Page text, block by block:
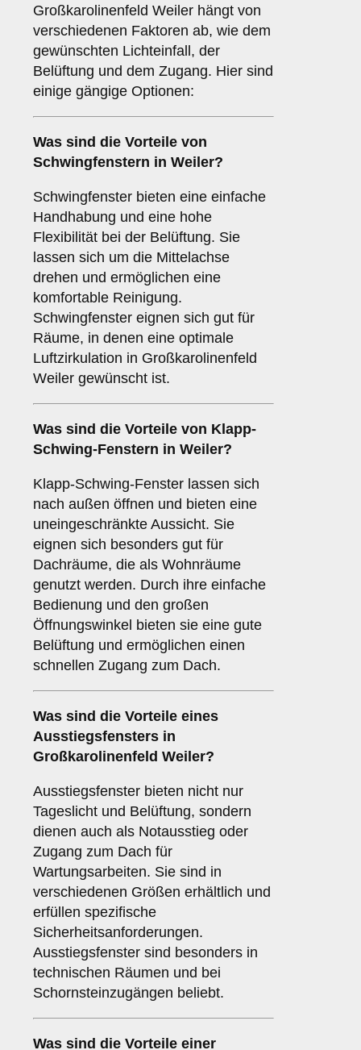
Großkarolinenfeld Weiler hängt von
verschiedenen Faktoren ab, wie dem
gewünschten Lichteinfall, der
Belüftung und dem Zugang. Hier sind
einige gängige Optionen:
Was sind die Vorteile von
Schwingfenstern in Weiler?
Schwingfenster bieten eine einfache
Handhabung und eine hohe
Flexibilität bei der Belüftung. Sie
lassen sich um die Mittelachse
drehen und ermöglichen eine
komfortable Reinigung.
Schwingfenster eignen sich gut für
Räume, in denen eine optimale
Luftzirkulation in Großkarolinenfeld
Weiler gewünscht ist.
Was sind die Vorteile von Klapp-
Schwing-Fenstern in Weiler?
Klapp-Schwing-Fenster lassen sich
nach außen öffnen und bieten eine
uneingeschränkte Aussicht. Sie
eignen sich besonders gut für
Dachräume, die als Wohnräume
genutzt werden. Durch ihre einfache
Bedienung und den großen
Öffnungswinkel bieten sie eine gute
Belüftung und ermöglichen einen
schnellen Zugang zum Dach.
Was sind die Vorteile eines
Ausstiegsfensters in
Großkarolinenfeld Weiler?
Ausstiegsfenster bieten nicht nur
Tageslicht und Belüftung, sondern
dienen auch als Notausstieg oder
Zugang zum Dach für
Wartungsarbeiten. Sie sind in
verschiedenen Größen erhältlich und
erfüllen spezifische
Sicherheitsanforderungen.
Ausstiegsfenster sind besonders in
technischen Räumen und bei
Schornsteinzugängen beliebt.
Was sind die Vorteile einer